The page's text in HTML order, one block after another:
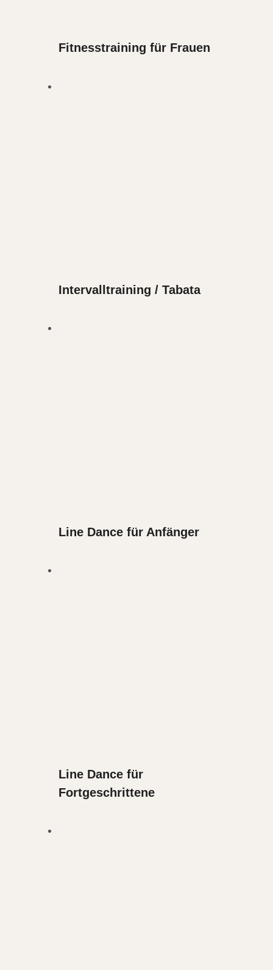
Fitnesstraining für Frauen
Intervalltraining / Tabata
Line Dance für Anfänger
Line Dance für
Fortgeschrittene